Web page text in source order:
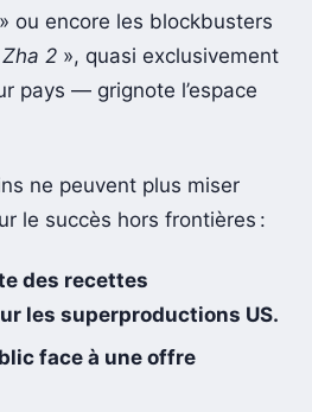
» ou encore les blockbusters
2 », quasi exclusivement
pays — grignote l’espace
ne peuvent plus miser
le succès hors frontières :
des recettes
les superproductions US.
face à une offre